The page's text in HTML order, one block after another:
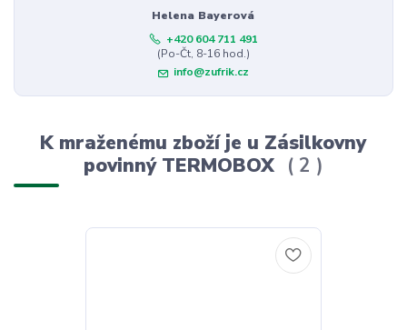
Helena Bayerová
+420 604 711 491
(Po-Čt, 8-16 hod.)
info@zufrik.cz
K mraženému zboží je u Zásilkovny
povinný TERMOBOX
2